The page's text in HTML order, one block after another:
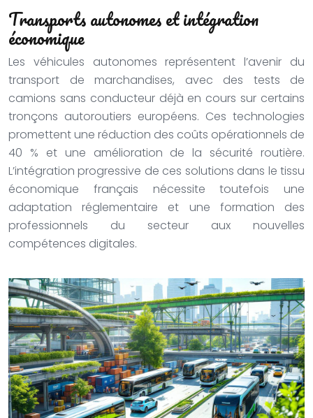
Transports autonomes et intégration
économique
Les véhicules autonomes représentent l’avenir du
transport de marchandises, avec des tests de
camions sans conducteur déjà en cours sur certains
tronçons autoroutiers européens. Ces technologies
promettent une réduction des coûts opérationnels de
40 % et une amélioration de la sécurité routière.
L’intégration progressive de ces solutions dans le tissu
économique français nécessite toutefois une
adaptation réglementaire et une formation des
professionnels du secteur aux nouvelles
compétences digitales.